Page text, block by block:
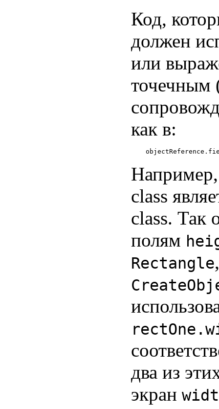
Код,
должен
или
точечным
как в:
class
class. Так
полям
Rectangle
два из
экран